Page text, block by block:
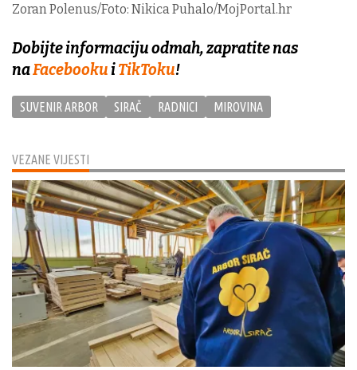
VEZANE VIJESTI
Zoran Polenus/Foto: Nikica Puhalo/MojPortal.hr
Dobijte informaciju odmah, zapratite nas
naFacebookuiTikToku!
SUVENIR ARBOR SIRAČ RADNICI MIROVINA